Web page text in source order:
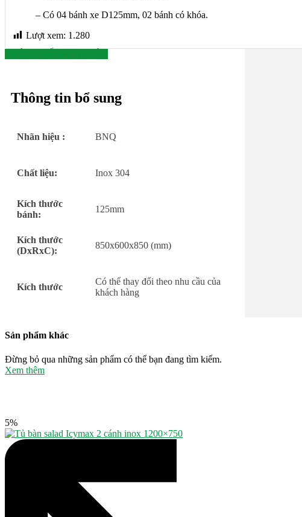
– Có 04 bánh xe D125mm, 02 bánh có khóa.
Lượt xem: 1.280
Thông tin bổ sung
Nhãn hiệu : BNQ
Chất liệu: Inox 304
Kích thước
bánh:
125mm
Kích thước
(DxRxC):
850x600x850 (mm)
Kích thước
Có thể thay đổi theo nhu cầu của
khách hàng
Sản phẩm khác
Đừng bỏ qua những sản phẩm có thể bạn đang tìm kiếm.
Xem thêm
5%